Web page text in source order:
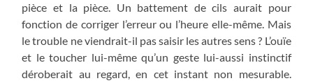
pièce et la pièce. Un battement de cils aurait pour
fonction de corriger l’erreur ou l’heure elle-même. Mais
le trouble ne viendrait-il pas saisir les autres sens ? L’ouïe
et le toucher lui-même qu’un geste lui-aussi instinctif
déroberait au regard, en cet instant non mesurable.